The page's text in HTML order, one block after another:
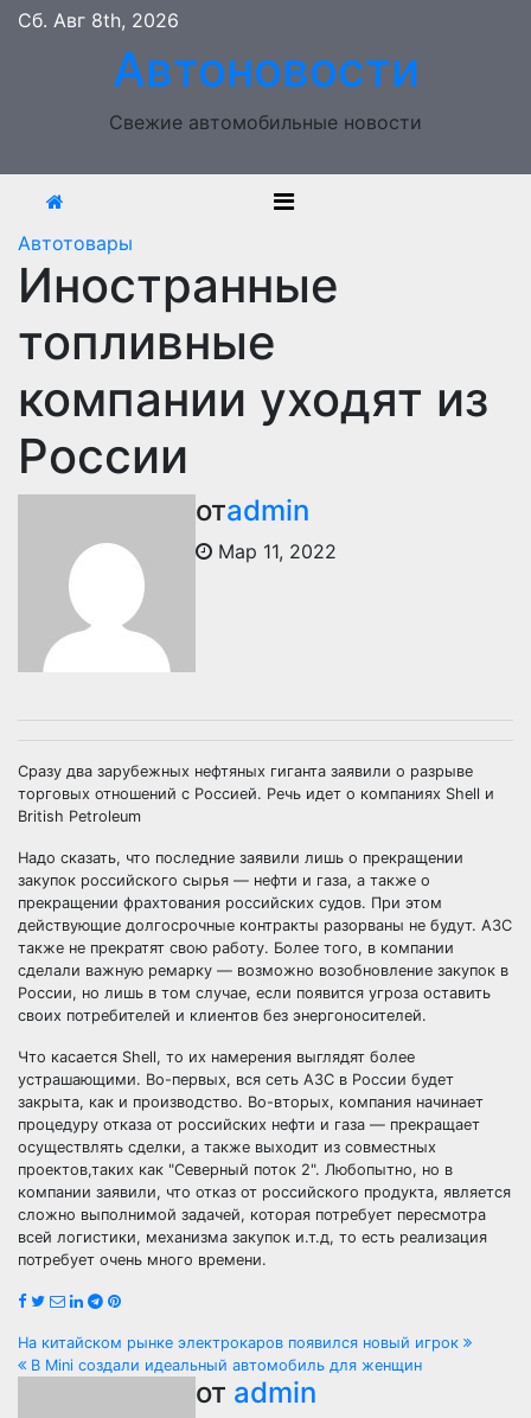
Перейти
содержимому
Сб. Авг 8th, 2026
Автоновости
Свежие автомобильные новости
Автотовары
Иностранные
топливные
компании уходят из
России
отadmin
Мар 11, 2022
Сразу два зарубежных нефтяных гиганта заявили о разрыве
торговых отношений с Россией. Речь идет о компаниях Shell и
British Petroleum
Надо сказать, что последние заявили лишь о прекращении
закупок российского сырья — нефти и газа, а также о
прекращении фрахтования российских судов. При этом
действующие долгосрочные контракты разорваны не будут. АЗС
также не прекратят свою работу. Более того, в компании
сделали важную ремарку — возможно возобновление закупок в
России, но лишь в том случае, если появится угроза оставить
своих потребителей и клиентов без энергоносителей.
Что касается Shell, то их намерения выглядят более
устрашающими. Во-первых, вся сеть АЗС в России будет
закрыта, как и производство. Во-вторых, компания начинает
процедуру отказа от российских нефти и газа — прекращает
осуществлять сделки, а также выходит из совместных
проектов,таких как "Северный поток 2". Любопытно, но в
компании заявили, что отказ от российского продукта, является
сложно выполнимой задачей, которая потребует пересмотра
всей логистики, механизма закупок и.т.д, то есть реализация
потребует очень много времени.
Навигация
На китайском рынке электрокаров появился новый игрок
В Mini создали идеальный автомобиль для женщин
от admin